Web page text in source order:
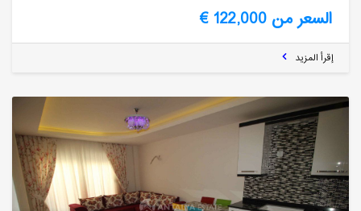
السعر من 122,000 €
إقرأ المزيد